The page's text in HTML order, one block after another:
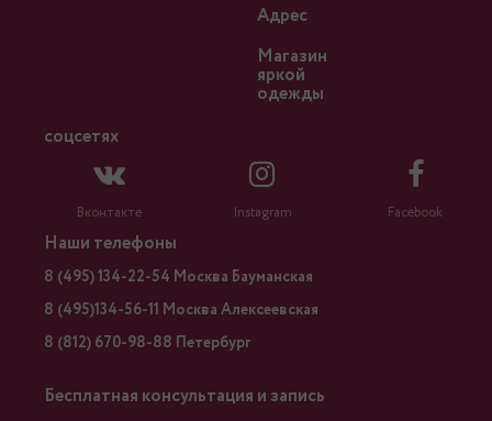
Адрес
Магазин
яркой
одежды
соцсетях
Вконтакте Instagram Facebook
Наши телефоны
8 (495) 134-22-54 Москва Бауманская
8 (495)134-56-11 Москва Алексеевская
8 (812) 670-98-88 Петербург
Бесплатная консультация и запись